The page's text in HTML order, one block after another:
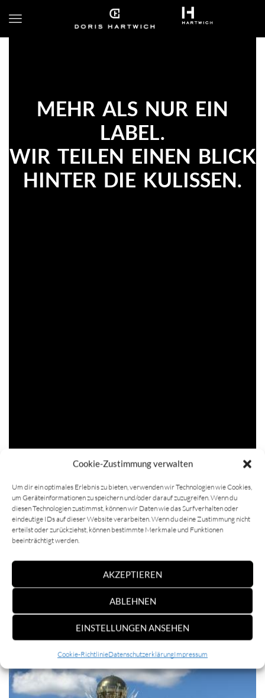
Cookie-Zustimmung verwalten
Um dir ein optimales Erlebnis zu bieten, verwenden wir Technologien wie Cookies,
um Geräteinformationen zu speichern und/oder darauf zuzugreifen. Wenn du
diesen Technologien zustimmst, können wir Daten wie das Surfverhalten oder
eindeutige IDs auf dieser Website verarbeiten. Wenn du deine Zustimmung nicht
erteilst oder zurückziehst, können bestimmte Merkmale und Funktionen
beeinträchtigt werden.
AKZEPTIEREN
ABLEHNEN
EINSTELLUNGEN ANSEHEN
Cookie-RichtlinieDatenschutzerklärungImpressum
MEHR ALS NUR EIN
LABEL.
WIR TEILEN EINEN BLICK
HINTER DIE KULISSEN.